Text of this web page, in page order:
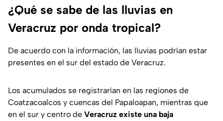
¿Qué se sabe de las lluvias en
Veracruz por onda tropical?
De acuerdo con la información, las lluvias podrían estar
presentes en el sur del estado de Veracruz.
Los acumulados se registrarían en las regiones de
Coatzacoalcos y cuencas del Papaloapan, mientras que
en el sur y centro de Veracruz existe una baja